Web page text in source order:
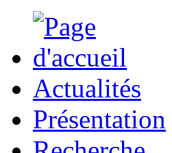
Actualités
Présentation